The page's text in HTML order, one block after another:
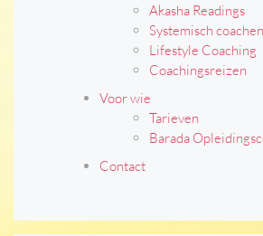
Akasha Readings
Systemisch coachen
Lifestyle Coaching
Coachingsreizen
Voor wie
Tarieven
Barada
Contact